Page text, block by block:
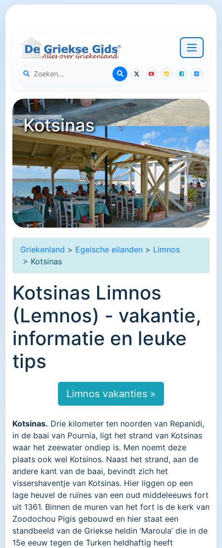
Kotsinas
Griekenland > Egeische eilanden > Limnos
> Kotsinas
Kotsinas Limnos
(Lemnos) - vakantie,
informatie en leuke
tips
Limnos vakanties »
Kotsinas. Drie kilometer ten noorden van Repanidi,
in de baai van Pournia, ligt het strand van Kotsinas
waar het zeewater ondiep is. Men noemt deze
plaats ook wel Kotsinos. Naast het strand, aan de
andere kant van de baai, bevindt zich het
vissershaventje van Kotsinas. Hier liggen op een
lage heuvel de ruïnes van een oud middeleeuws fort
uit 1361. Binnen de muren van het fort is de kerk van
Zoodochou Pigis gebouwd en hier staat een
standbeeld van de Griekse heldin ‘Maroula’ die in de
15e eeuw tegen de Turken heldhaftig heeft